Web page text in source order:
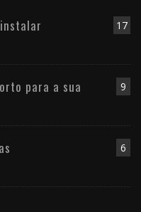
17
9
para a sua
6